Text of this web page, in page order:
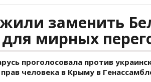
заменить
мирных
проголосовала против
человека в Крыму в